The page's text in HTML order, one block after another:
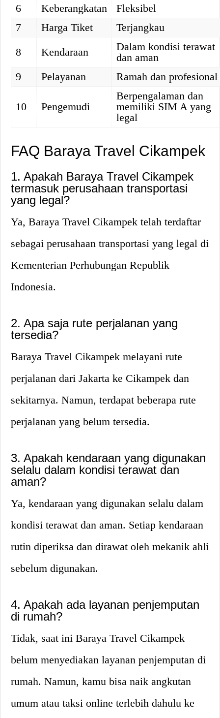
6
Keberangkatan
Fleksibel
7
Harga Tiket
Terjangkau
8
Kendaraan
Dalam kondisi terawat
dan aman
9
Pelayanan Ramah dan profesional
10 Pengemudi
Berpengalaman dan
memiliki SIM A yang
legal
FAQ Baraya Travel Cikampek
1. Apakah Baraya Travel Cikampek
termasuk perusahaan transportasi
yang legal?
Ya, Baraya Travel Cikampek telah terdaftar
sebagai perusahaan transportasi yang legal di
Kementerian Perhubungan Republik
Indonesia.
2. Apa saja rute perjalanan yang
tersedia?
Baraya Travel Cikampek melayani rute
perjalanan dari Jakarta ke Cikampek dan
sekitarnya. Namun, terdapat beberapa rute
perjalanan yang belum tersedia.
3. Apakah kendaraan yang digunakan
selalu dalam kondisi terawat dan
aman?
Ya, kendaraan yang digunakan selalu dalam
kondisi terawat dan aman. Setiap kendaraan
rutin diperiksa dan dirawat oleh mekanik ahli
sebelum digunakan.
4. Apakah ada layanan penjemputan
di rumah?
Tidak, saat ini Baraya Travel Cikampek
belum menyediakan layanan penjemputan di
rumah. Namun, kamu bisa naik angkutan
umum atau taksi online terlebih dahulu ke